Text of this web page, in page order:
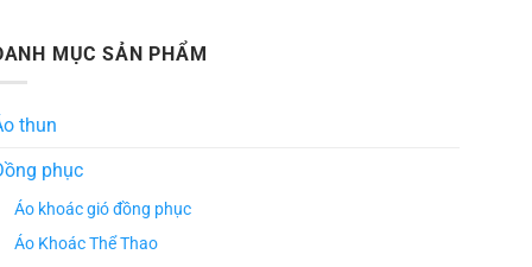
MỤC SẢN PHẨM
thun
phục
Áo khoác gió đồng phục
Áo Khoác Thể Thao